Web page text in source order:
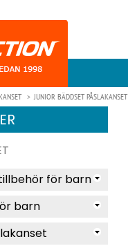
JUNIOR BÄDDSET PÅSLAKANSET
för barn
barn